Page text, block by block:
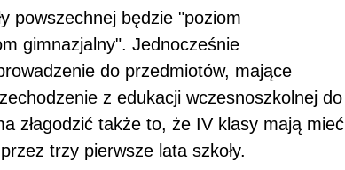
powszechnej będzie "poziom
gimnazjalny". Jednocześnie
do przedmiotów, mające
z edukacji wczesnoszkolnej do
złagodzić także to, że IV klasy mają mieć
trzy pierwsze lata szkoły.